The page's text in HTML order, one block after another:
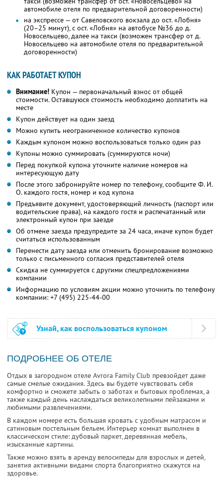
автомобиле отеля по предварительной договоренности)
на экспрессе — от Савеловского вокзала до ост. «Лобня»
(20–25 минут), с ост. «Лобня» на автобусе №36 до д.
Новосельцево, далее на такси (возможен трансфер от д.
Новосельцево на автомобиле отеля по предварительной
договоренности)
КАК РАБОТАЕТ КУПОН
Внимание! Купон — первоначальный взнос от общей
стоимости. Оставшуюся стоимость необходимо доплатить на
месте
Купон действует на один заезд
Можно купить неограниченное количество купонов
Каждым купоном можно воспользоваться только один раз
Купоны можно суммировать (суммируются ночи)
Перед покупкой купона уточните наличие номеров на
интересующую дату
После этого забронируйте номер по телефону, сообщите Ф. И.
О. каждого гостя, номер и код купона
Предъявите документ, удостоверяющий личность (паспорт или
водительские права), на каждого гостя и распечатанный или
электронный купон при заезде
Об отмене заезда предупредите за 24 часа, иначе купон будет
считаться использованным
Перенести дату заезда или отменить бронирование возможно
только с письменного согласия представителей отеля
Скидка не суммируется с другими спецпредложениями
компании
Информацию по условиям акции можно уточнить по телефону
компании: +7 (495) 225-44-00
Узнай, как воспользоваться купоном
ПОДРОБНЕЕ ОБ ОТЕЛЕ
Отдых в загородном отеле Avrora Family Club превзойдет даже
самые смелые ожидания. Здесь вы будете чувствовать себя
комфортно и сможете забыть о заботах и бытовых проблемах, а
также каждый день наслаждаться великолепными пейзажами и
любимыми развлечениями.
В каждом номере есть большая кровать с удобным матрасом и
сатиновым постельным бельем. Интерьер комнат выполнен в
классическом стиле: дубовый паркет, деревянная мебель,
изысканные картины.
Также можно взять в аренду велосипеды для взрослых и детей,
занятия активными видами спорта благоприятно скажутся на
здоровье.